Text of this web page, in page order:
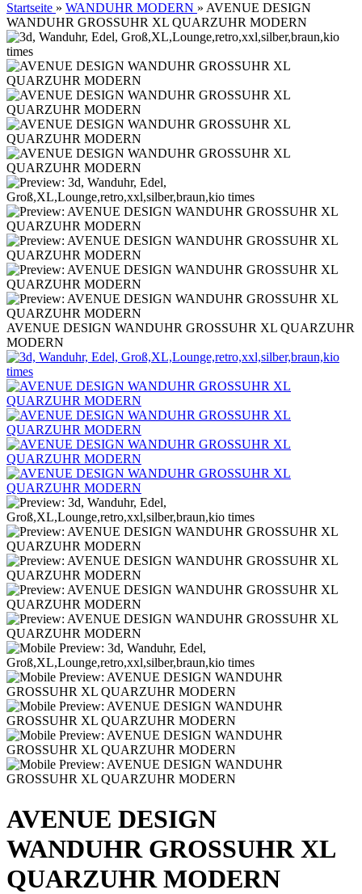
Startseite » WANDUHR MODERN » AVENUE DESIGN
WANDUHR GROSSUHR XL QUARZUHR MODERN
AVENUE DESIGN WANDUHR GROSSUHR XL QUARZUHR
MODERN
AVENUE DESIGN
WANDUHR GROSSUHR XL
QUARZUHR MODERN